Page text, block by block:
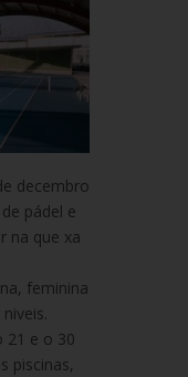
decembro
pádel e
na que xa
feminina
21 e o 30
piscinas,